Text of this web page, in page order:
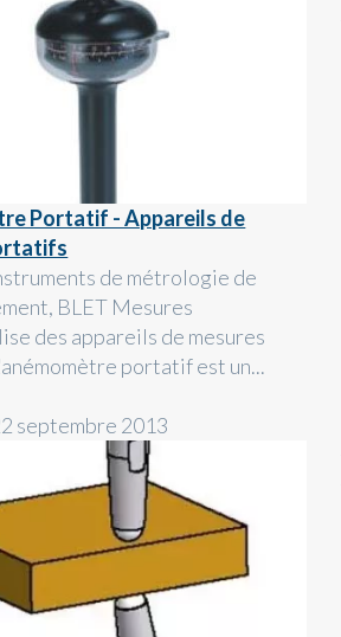
Portatif - Appareils de
de métrologie de
BLET Mesures
des appareils de mesures
portatif est un...
septembre 2013